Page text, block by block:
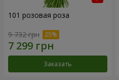
101 розовая роза
9 732 грн
Заказать